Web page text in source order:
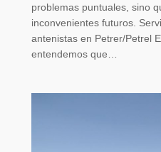
problemas puntuales, sino
inconvenientes futuros.
antenistas en Petrer/Petrel
entendemos que…